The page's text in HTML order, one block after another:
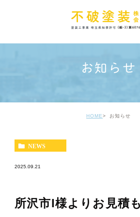
お知らせ
HOME お知らせ
NEWS
2025.09.21
所沢市I様よりお見積